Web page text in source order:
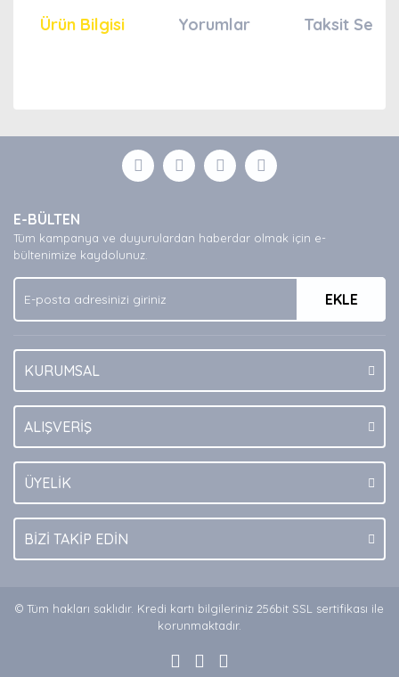
Ürün Bilgisi Yorumlar Taksit
Yorum Yaz
formunu kullanarak tarafımıza iletebilirsiniz.
Görüş ve önerileriniz için teşekkür ederiz.
Ürün açıklamasında eksik bilgiler bulunuyor.
Ürün bilgilerinde hatalar bulunuyor.
Ürün fiyatı diğer sitelerden daha pahalı.
Bu ürüne benzer farklı alternatifler olmalı.
E-BÜLTEN
Tüm kampanya ve duyurulardan haberdar olmak için e-
bültenimize kaydolunuz.
EKLE
KURUMSAL
ALIŞVERİŞ
ÜYELİK
BİZİ TAKİP EDİN
© Tüm hakları saklıdır. Kredi kartı bilgileriniz 256bit SSL sertifikası ile
korunmaktadır.